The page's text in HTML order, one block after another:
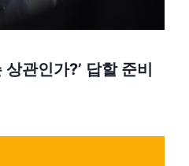
관인가?’ 답할 준비